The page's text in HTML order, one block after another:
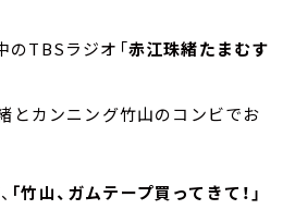
のTBSラジオ「赤江珠緒たまむす
緒とカンニング竹山のコンビでお
「竹山、ガムテープ買ってきて！」